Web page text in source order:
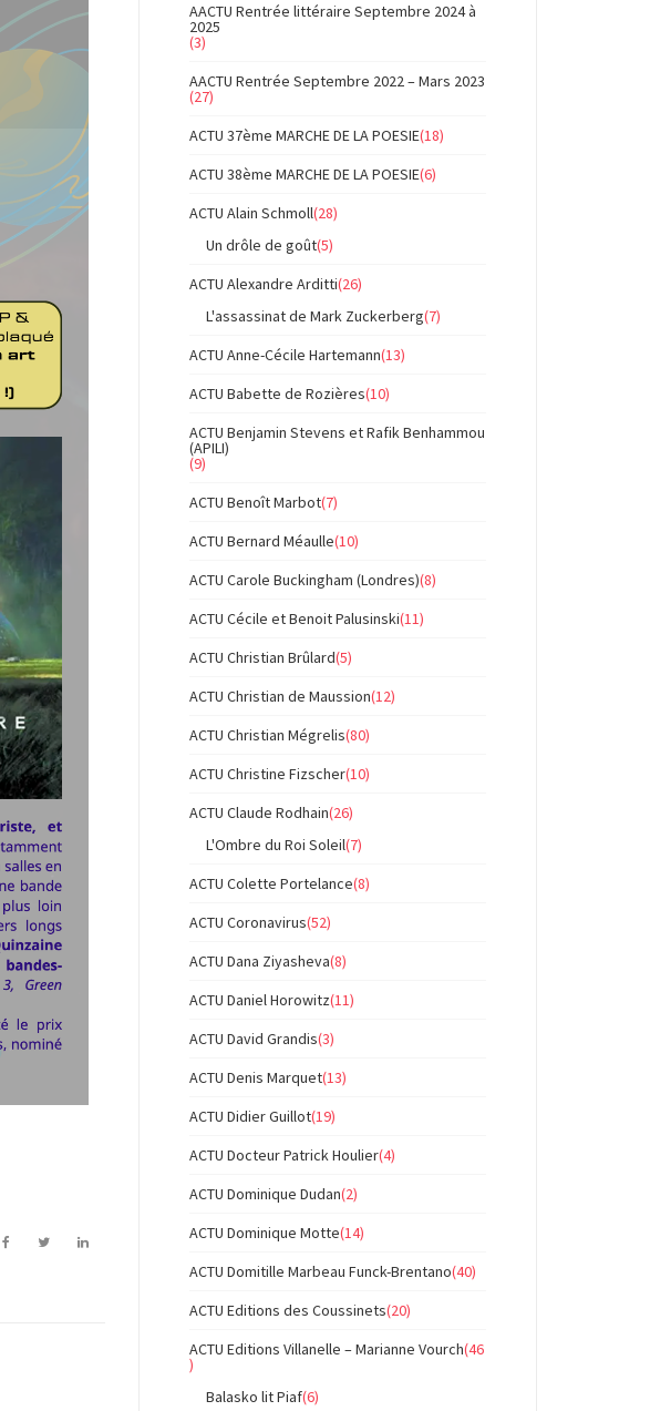
AACTU Rentrée littéraire Septembre 2024 à
2025
(3)
AACTU Rentrée Septembre 2022 – Mars 2023
(27)
ACTU 37ème MARCHE DE LA POESIE(18)
ACTU 38ème MARCHE DE LA POESIE(6)
ACTU Alain Schmoll(28)
Un drôle de goût(5)
ACTU Alexandre Arditti(26)
L'assassinat de Mark Zuckerberg(7)
ACTU Anne-Cécile Hartemann(13)
ACTU Babette de Rozières(10)
ACTU Benjamin Stevens et Rafik Benhammou
(APILI)
(9)
ACTU Benoît Marbot(7)
ACTU Bernard Méaulle(10)
ACTU Carole Buckingham (Londres)(8)
ACTU Cécile et Benoit Palusinski(11)
ACTU Christian Brûlard(5)
ACTU Christian de Maussion(12)
ACTU Christian Mégrelis(80)
ACTU Christine Fizscher(10)
ACTU Claude Rodhain(26)
L'Ombre du Roi Soleil(7)
ACTU Colette Portelance(8)
ACTU Coronavirus(52)
ACTU Dana Ziyasheva(8)
ACTU Daniel Horowitz(11)
ACTU David Grandis(3)
ACTU Denis Marquet(13)
ACTU Didier Guillot(19)
ACTU Docteur Patrick Houlier(4)
ACTU Dominique Dudan(2)
ACTU Dominique Motte(14)
ACTU Domitille Marbeau Funck-Brentano(40)
ACTU Editions des Coussinets(20)
ACTU Editions Villanelle – Marianne Vourch(46
)
Balasko lit Piaf(6)